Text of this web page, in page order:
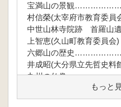
宝満山の景観
村信榮(太宰府市教育委員
中世山林寺院跡 首羅
上智恵(久山町教育委員会)
六郷山の歴史
井成昭(大分県立先哲史料
九州の仏像
吉武史(福岡市博物館)
九州の禅宗
もっと